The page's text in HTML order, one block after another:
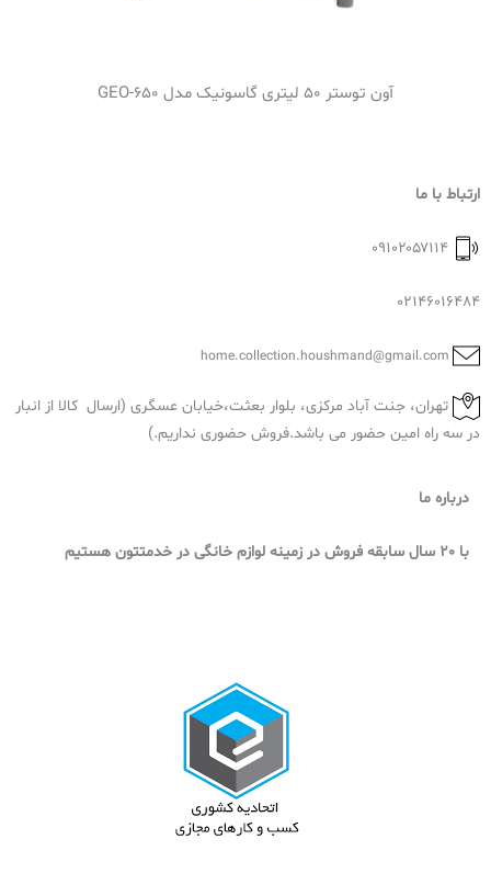
آون توستر 50 لیتری گاسونیک مدل GEO-650
ارتباط با ما
02146016484
تهران، جنت آباد مرکزی، بلوار بعثت،خیابان عسگری (ارسال کالا از انبار
در سه راه امین حضور می باشد.فروش حضوری نداریم.)
درباره ما
با 20 سال سابقه فروش در زمینه لوازم خانگی در خدمتتون هستیم